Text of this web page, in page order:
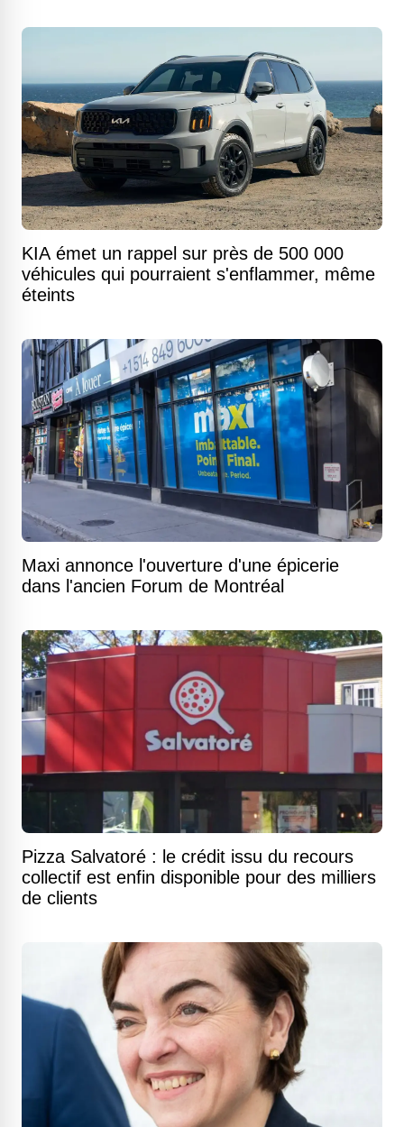
KIA émet un rappel sur près de 500 000
véhicules qui pourraient s'enflammer, même
éteints
Maxi annonce l'ouverture d'une épicerie
dans l'ancien Forum de Montréal
Pizza Salvatoré : le crédit issu du recours
collectif est enfin disponible pour des milliers
de clients